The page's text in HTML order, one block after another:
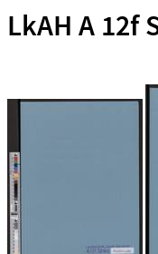
LkAH A 12f